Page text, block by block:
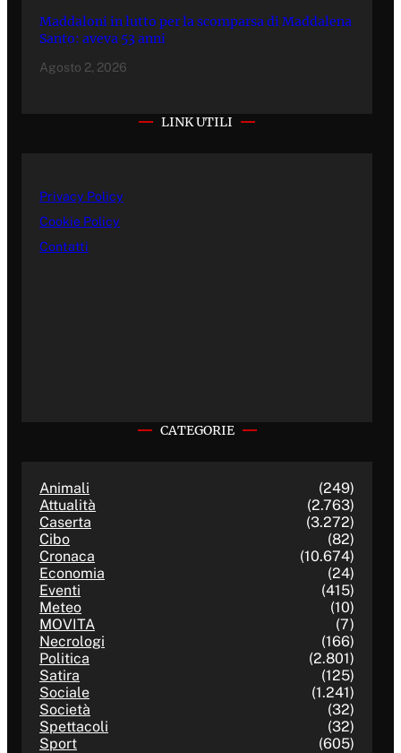
Maddaloni in lutto per la scomparsa di Maddalena
Santo: aveva 53 anni
Agosto 2, 2026
LINK UTILI
Privacy Policy
Cookie Policy
Contatti
CATEGORIE
Animali
(249)
Attualità
(2.763)
Caserta
(3.272)
Cibo
(82)
Cronaca
(10.674)
Economia
(24)
Eventi
(415)
Meteo
(10)
MOVITA
(7)
Necrologi
(166)
Politica
(2.801)
Satira
(125)
Sociale
(1.241)
Società
(32)
Spettacoli
(32)
Sport
(605)